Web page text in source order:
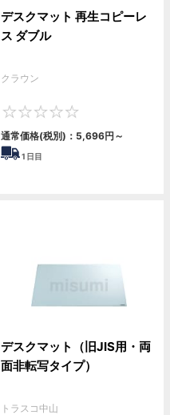
デスクマット 再生コピーレ
ス ダブル
クラウン
通常価格(税別)： 5,696円 ～
1 日目
デスクマット（旧JIS用・両
面非転写タイプ）
トラスコ中山